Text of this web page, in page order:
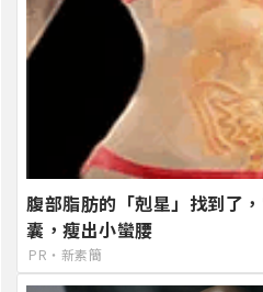
腹部脂肪的「剋星」找到了
囊，瘦出小蠻腰
PR・新素簡